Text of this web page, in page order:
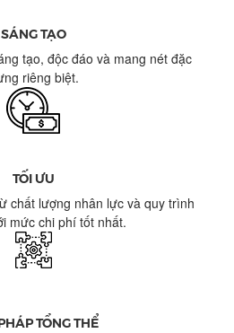
SÁNG TẠO
tạo, độc đáo và mang nét đặc
riêng biệt.
TỐI ƯU​​
chất lượng nhân lực và quy trình
mức chi phí tốt nhất.
TỔNG THỂ